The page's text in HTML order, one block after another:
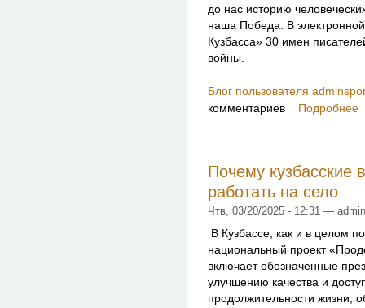
до нас историю
наша Победа. В
Кузбасса» 30 имен
войны.
Блог пользователя
комментариев
Подробнее
Почему
работать на село
Чтв, 03/20/2025 - 12:31 —
В Кузбассе, как и в целом
национальный проект
включает обозначенные
улучшению качества и
продолжительности жизни,